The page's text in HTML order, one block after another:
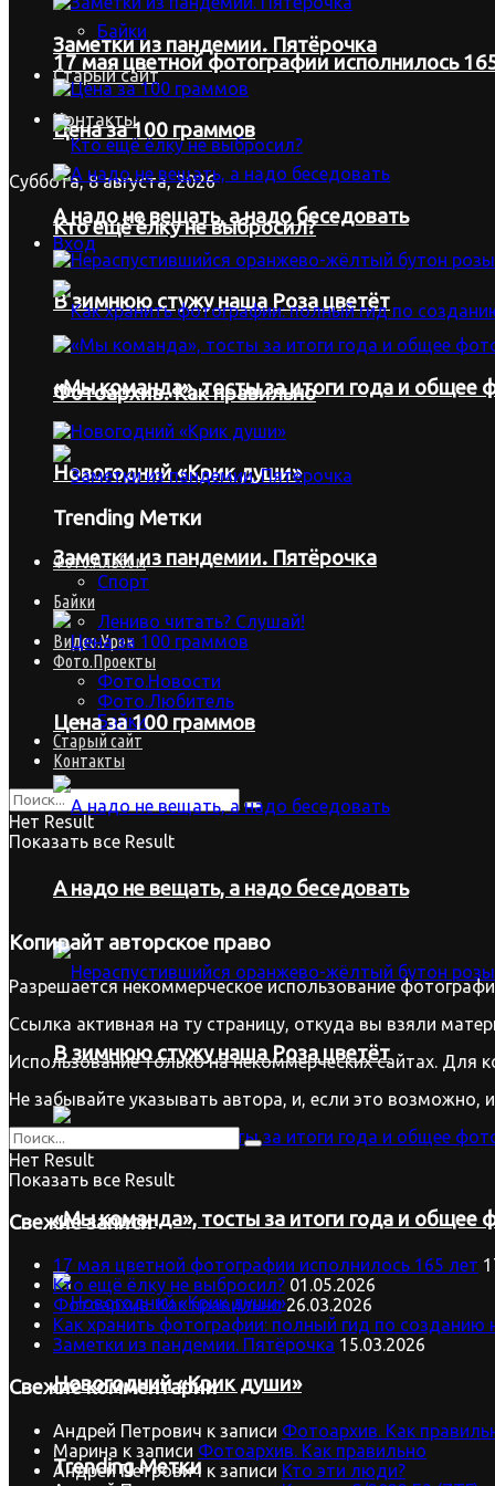
Байки
Старый сайт
Контакты
Суббота, 8 августа, 2026
Вход
Заметки из пандемии. Пятёрочка
Цена за 100 граммов
А надо не вещать, а надо беседовать
В зимнюю стужу наша Роза цветёт
«Мы команда», тосты за итоги года и общее
Новогодний «Крик души»
Trending Метки
Фото.Альбом
Спорт
Байки
Лениво читать? Слушай!
Видео.Урок
Фото.Проекты
Фото.Новости
Фото.Любитель
Байки
Старый сайт
Контакты
Нет Result
Показать все Result
17 мая цветной фотографии исполнилось
Кто ещё ёлку не выбросил?
Фотоархив. Как правильно
Заметки из пандемии. Пятёрочка
Цена за 100 граммов
А надо не вещать, а надо беседовать
В зимнюю стужу наша Роза цветёт
«Мы команда», тосты за итоги года и общее
Новогодний «Крик души»
Trending Метки
Копирайт авторское право
Разрешается некоммерческое использование
Ссылка активная на ту страницу, откуда вы взяли
Использование только на некоммерческих сайтах.
Не забывайте указывать автора, и, если это возможно,
Нет Result
Показать все Result
Свежие записи
17 мая цветной фотографии исполнилось 165 лет
Кто ещё ёлку не выбросил? 01.05.2026
Фотоархив. Как правильно 26.03.2026
Как хранить фотографии: полный гид по созданию
Заметки из пандемии. Пятёрочка 15.03.2026
Свежие комментарии
Андрей Петрович к записи Фотоархив. Как
Марина к записи Фотоархив. Как правильно
Андрей Петрович к записи Кто эти люди?